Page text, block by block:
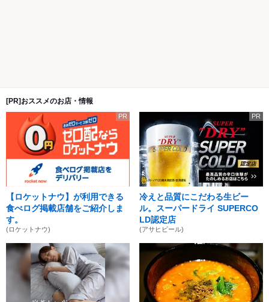
[PR]おススメのお店・情報
PR
【ロケットナウ】が利用できる
食べログ掲載店舗をご紹介しま
す。
(ロケットナウ)
PR
冷えと品質にこだわる生ビー
ル。スーパードライ SUPERCO
LD認定店
(アサヒビール)